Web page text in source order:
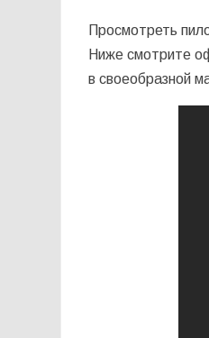
Просмотреть
Ниже смотрите
в своеобразной